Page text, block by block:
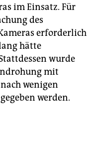
im Einsatz. Für
des
erforderlich
hätte
wurde
mit
wenigen
werden.